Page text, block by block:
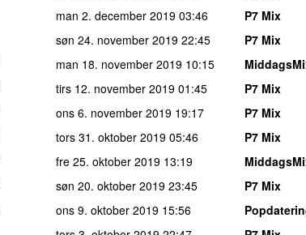
man 2. december 2019 03:46
P7 Mix
søn 24. november 2019 22:45
P7 Mix
man 18. november 2019 10:15
tirs 12. november 2019 01:45
P7 Mix
ons 6. november 2019 19:17
P7 Mix
tors 31. oktober 2019 05:46
P7 Mix
fre 25. oktober 2019 13:19
søn 20. oktober 2019 23:45
P7 Mix
ons 9. oktober 2019 15:56